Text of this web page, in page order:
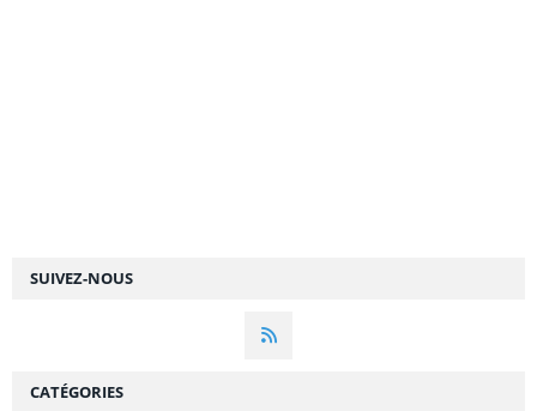
SUIVEZ-NOUS
CATÉGORIES